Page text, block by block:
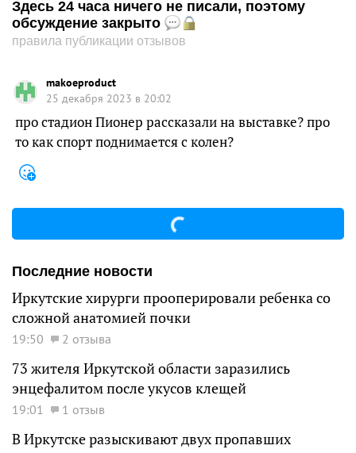
Здесь 24 часа ничего не писали, поэтому
обсуждение закрыто
правила публикации отзывов
makoeproduct
25 декабря 2023 в 20:02
про стадион Пионер рассказали на выставке? про
то как спорт поднимается с колен?
Последние новости
Иркутские хирурги прооперировали ребенка со
сложной анатомией почки
19:50 2 отзыва
73 жителя Иркутской области заразились
энцефалитом после укусов клещей
19:01 1 отзыв
В Иркутске разыскивают двух пропавших